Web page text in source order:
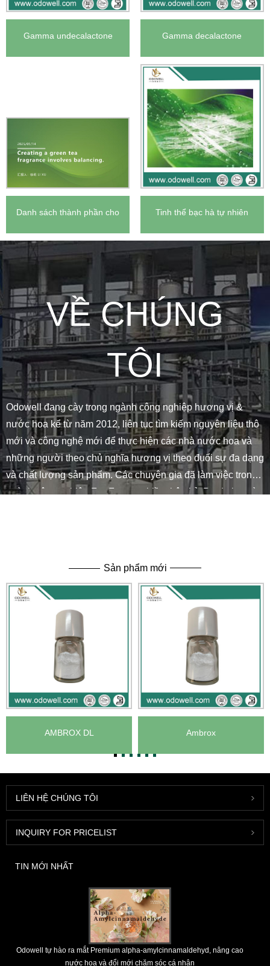
Gamma undecalactone Gamma decalactone
Danh sách thành phần cho
nước hoa trà xanh
Tinh thể bạc hà tự nhiên
VỀ CHÚNG
TÔI
Odowell đang cày trong ngành công nghiệp hương vị &
nước hoa kể từ năm 2012, liên tục tìm kiếm nguyên liệu thô
mới và công nghệ mới để thực hiện các nhà nước hoa và
những người theo chủ nghĩa hương vị theo đuổi sự đa dạng
và chất lượng sản phẩm. Các chuyên gia đã làm việc trong
ngành công nghiệp F & F trong nhiều thập kỷ. Prodution và
Sản phẩm mới
AMBROX DL Ambrox
LIÊN HỆ CHÚNG TÔI
INQUIRY FOR PRICELIST
TIN MỚI NHẤT
Odowell tự hào ra mắt Premium alpha-amylcinnamaldehyd, nâng cao
nước hoa và đổi mới chăm sóc cá nhân